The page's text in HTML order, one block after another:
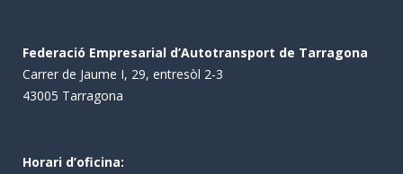
Federació Empresarial d’Autotransport de Tarragona
Carrer de Jaume I, 29, entresòl 2-3
43005 Tarragona
Horari d’oficina: